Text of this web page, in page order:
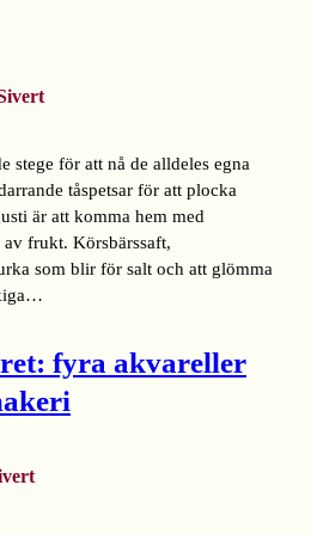
stege för att nå de alldeles egna
tåspetsar för att plocka
är att komma hem med
frukt. Körsbärssaft,
som blir för salt och att glömma
fyra akvareller